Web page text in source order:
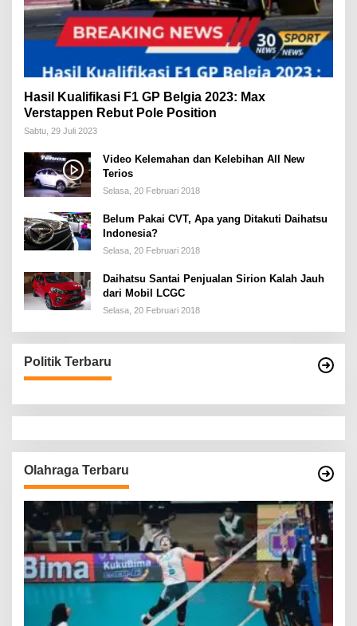
Hasil Kualifikasi F1 GP Belgia 2023: Max
Verstappen Rebut Pole Position
Sabtu, 29 Juli 2023
Video Kelemahan dan Kelebihan All New
Terios
Selasa, 20 Februari 2018
Belum Pakai CVT, Apa yang Ditakuti Daihatsu
Indonesia?
Selasa, 20 Februari 2018
Daihatsu Santai Penjualan Sirion Kalah Jauh
dari Mobil LCGC
Selasa, 20 Februari 2018
Politik Terbaru
Olahraga Terbaru